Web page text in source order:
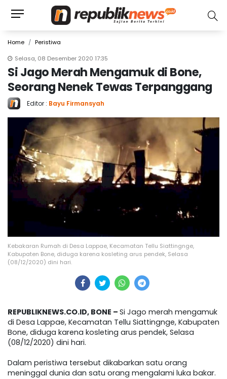
Home
Peristiwa
Selasa, 08 Desember 2020 17:35
Si Jago Merah Mengamuk di Bone,
Seorang Nenek Tewas Terpanggang
Editor : Bayu Firmansyah
Kebakaran Rumah di Desa Lappae, Kecamatan Tellu Siattingnge,
Kabupaten Bone, diduga karena kosleting arus pendek, Selasa
(08/12/2020) dini hari.
REPUBLIKNEWS.CO.ID, BONE – Si Jago merah mengamuk
di Desa Lappae, Kecamatan Tellu Siattingnge, Kabupaten
Bone, diduga karena kosleting arus pendek, Selasa
(08/12/2020) dini hari.
Dalam peristiwa tersebut dikabarkan satu orang
meninggal dunia dan satu orang mengalami luka bakar.